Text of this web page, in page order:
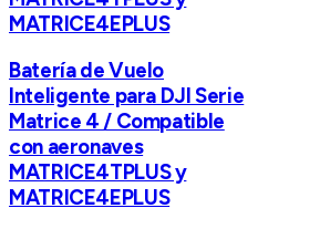
MATRICE4EPLUS
Batería de Vuelo
Inteligente para DJI Serie
Matrice 4 / Compatible
con aeronaves
MATRICE4TPLUS y
MATRICE4EPLUS